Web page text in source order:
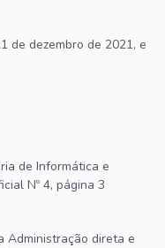
de dezembro de 2021, e
de Informática e
Nº 4, página 3
Administração direta e